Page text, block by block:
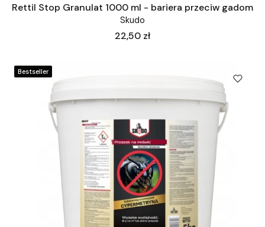
Rettil Stop Granulat 1000 ml - bariera przeciw gadom
Skudo
Cena
22,50 zł
Bestseller